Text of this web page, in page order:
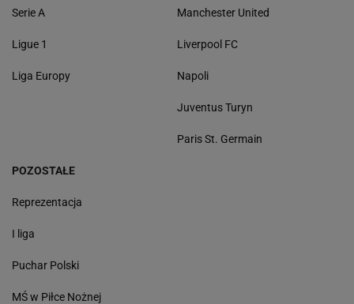
Serie A
Ligue 1
Liga Europy
Manchester United
Liverpool FC
Napoli
Juventus Turyn
Paris St. Germain
POZOSTAŁE
Reprezentacja
I liga
Puchar Polski
MŚ w Piłce Nożnej